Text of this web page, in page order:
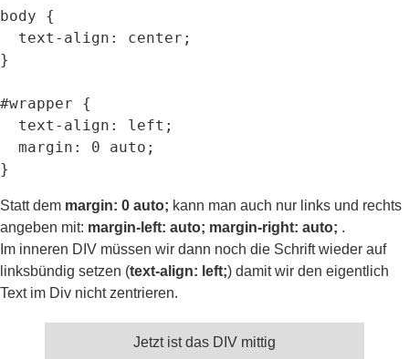
body {
  text-align: center;
}
#wrapper {
  text-align: left;
  margin: 0 auto;
}
Statt dem margin: 0 auto; kann man auch nur links und rechts
angeben mit: margin-left: auto; margin-right: auto; .
Im inneren DIV müssen wir dann noch die Schrift wieder auf
linksbündig setzen (text-align: left;) damit wir den eigentlich
Text im Div nicht zentrieren.
Jetzt ist das DIV mittig